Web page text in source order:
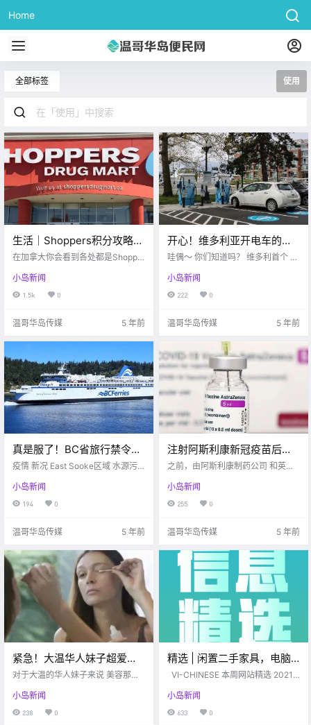
Home
全部标签 使用
生活｜Shoppers积分攻略，
学会打6.7折的秘密！！
在加拿大你会看到各处都是Shopper
于加拿大最大的零售商Loblaws，它
可以算作是我们常见的生活超市，
用品，乃至于还有食.
小岛新闻
1.5k 0
温哥华岛传媒 5 年前
开心！维多利亚开电车的朋
友有福啦！首个电车充电服
哇偶～ 你们知道吗？ 维多利首个 公
啦！！！ victoria buzz 这个充电站
靠近 约翰逊街大桥(Johnson Street
小岛新闻
222 0
温哥华岛传媒 5 年前
真是服了！BC省旅行禁令新
声明：并不会随机抽
疫情 新况 East Sooke区域 水源污
区的小伙们要注意了！！ lsand Hea
lth近日提醒 Sooke东部 那一块的水
源受到了污染 总共有73个住宅区日
小岛新闻
194 0
温哥华岛传媒 5 年前
注射阿斯利康新冠疫苗后，
副作用居然是血栓？！已经
之前，由阿斯利康制药公司 和英国
疫苗由于存在 严重不良反应的可能
性， 在全球十多个国家被暂停接
种， 其严重不良反应包括凝血、 血
小岛新闻
255 0
温哥华岛传媒 5 年前
紧急！大温华人妹子超爱用
的睫毛精华可能导致眼瞎！
对于大温的华人妹子来说 美容那是
涂各种精华呀 身体的每一个死角都
要求完美 甚至对睫毛那也是要涂精
华的 毕竟有些男孩子的睫毛长到都
小岛新闻
238 0
精选 | 闲置二手家具，电脑
相关产品，二手书；Uvic附
DT寿司店招人啦~
e.com 闲置篇 # 出电脑相关闲置
【闲置】出新的电脑相关闲置啦！
GTX 1080 ti areo $1000 .
小岛新闻
633 0